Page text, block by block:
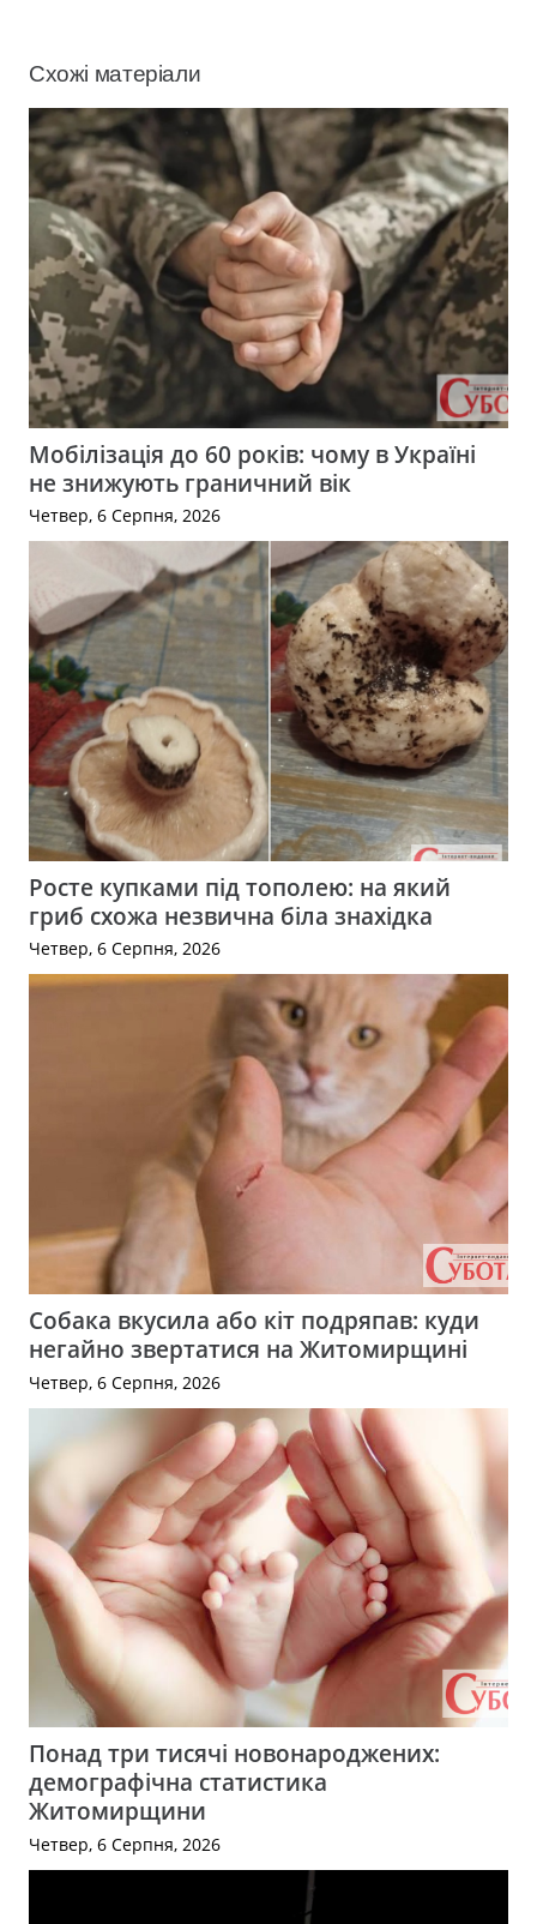
Схожі матеріали
Мобілізація до 60 років: чому в Україні
не знижують граничний вік
Четвер, 6 Серпня, 2026
Росте купками під тополею: на який
гриб схожа незвична біла знахідка
Четвер, 6 Серпня, 2026
Собака вкусила або кіт подряпав: куди
негайно звертатися на Житомирщині
Четвер, 6 Серпня, 2026
Понад три тисячі новонароджених:
демографічна статистика
Житомирщини
Четвер, 6 Серпня, 2026